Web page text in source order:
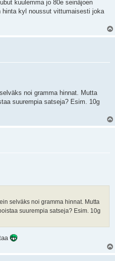
kuulemma jo 80e seinäjoen
hinta kyl noussut vittumaisesti joka
noi gramma hinnat. Mutta
suurempia satseja? Esim. 10g
selväks noi gramma hinnat. Mutta
suurempia satseja? Esim. 10g